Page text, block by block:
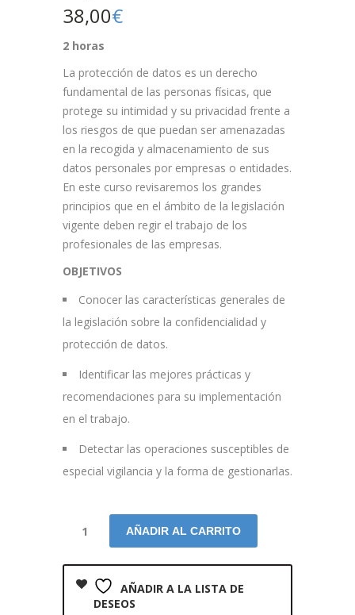
38,00€
2 horas
La protección de datos es un derecho
fundamental de las personas físicas, que
protege su intimidad y su privacidad frente a
los riesgos de que puedan ser amenazadas
en la recogida y almacenamiento de sus
datos personales por empresas o entidades.
En este curso revisaremos los grandes
principios que en el ámbito de la legislación
vigente deben regir el trabajo de los
profesionales de las empresas.
OBJETIVOS
Conocer las características generales de
la legislación sobre la confidencialidad y
protección de datos.
Identificar las mejores prácticas y
recomendaciones para su implementación
en el trabajo.
Detectar las operaciones susceptibles de
especial vigilancia y la forma de gestionarlas.
AÑADIR AL CARRITO
AÑADIR A LA LISTA DE
DESEOS